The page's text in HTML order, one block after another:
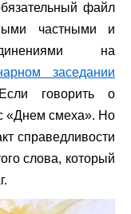
файл
частными и
на
заседании
Если говорить о
«Днем смеха». Но
справедливости
слова, который